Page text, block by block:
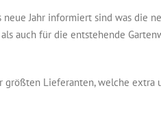
Jahr informiert sind was die
auch für die entstehende
größten Lieferanten, welche